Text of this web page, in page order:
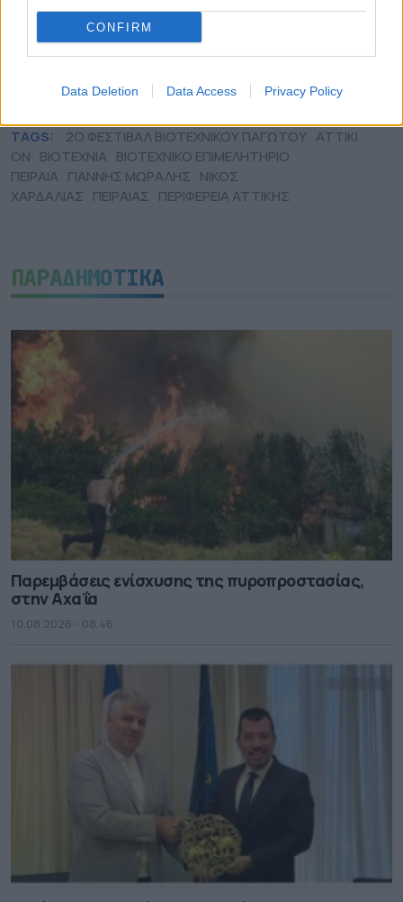
CONFIRM
Data Deletion Data Access Privacy Policy
Συνάντηση Χριστόδουλου Τοψίδη με
εκπροσώπους του TÜRSAB
Μαμάκος
TAGS: 2Ο ΦΕΣΤΙΒΑΛ ΒΙΟΤΕΧΝΙΚΟΥ ΠΑΓΩΤΟΥ ATTIKI
ON ΒΙΟΤΕΧΝΙΑ ΒΙΟΤΕΧΝΙΚΟ ΕΠΙΜΕΛΗΤΗΡΙΟ
ΠΕΙΡΑΙΑ ΓΙΑΝΝΗΣ ΜΩΡΑΛΗΣ ΝΙΚΟΣ
ΧΑΡΔΑΛΙΑΣ ΠΕΙΡΑΙΑΣ ΠΕΡΙΦΕΡΕΙΑ ΑΤΤΙΚΗΣ
ΠΑΡΑΔΗΜΟΤΙΚΑ
Παρεμβάσεις ενίσχυσης της πυροπροστασίας,
στην Αχαΐα
10.08.2026 - 08.46